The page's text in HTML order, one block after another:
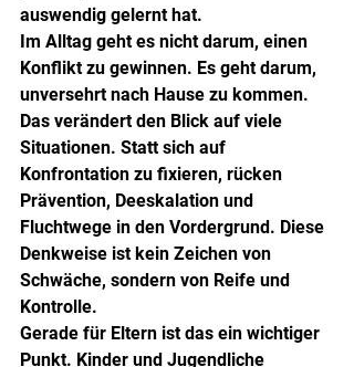
auswendig gelernt hat.
Im Alltag geht es nicht darum, einen
Konflikt zu gewinnen. Es geht darum,
unversehrt nach Hause zu kommen.
Das verändert den Blick auf viele
Situationen. Statt sich auf
Konfrontation zu fixieren, rücken
Prävention, Deeskalation und
Fluchtwege in den Vordergrund. Diese
Denkweise ist kein Zeichen von
Schwäche, sondern von Reife und
Kontrolle.
Gerade für Eltern ist das ein wichtiger
Punkt. Kinder und Jugendliche